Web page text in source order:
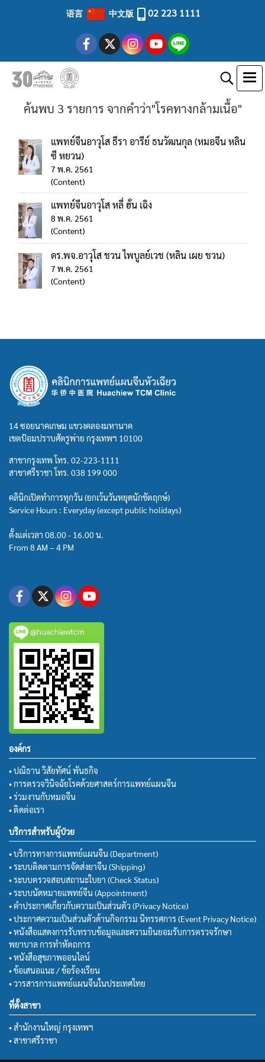
语言 中文版 02 223 1111
ค้นพบ 3 รายการ จากคำว่า"โรคทางกล้ามเนื้อ"
แพทย์จีนอาวุโส ธีรา อารีย์ ธนวัฒนกุล (หมอจีน หลิน
ซี หยวน)
7 พ.ค. 2561
(Content)
แพทย์จีนอาวุโส หลี่ ฮั่น เฉิง
8 พ.ค. 2561
(Content)
ดร.พจ.อาวุโส ชวน ไพบูลย์เวช (หลิน เผย ชวน)
7 พ.ค. 2561
(Content)
14 ซอยนาคเกษม แขวงคลองมหานาค
เขตป้อมปราบศัตรูพ่าย กรุงเทพฯ 10100
สาขากรุงเทพ โทร. 02-223-1111
สาขาศรีราชา โทร. 038 199 000
คลินิกเปิดทำการทุกวัน (ยกเว้นวันหยุดนักขัตฤกษ์)
Service Hours : Everyday (except public holidays)
ตั้งแต่เวลา 08.00 - 16.00 น.
From 8 AM – 4 PM
@huachiewtcm
องค์กร
• ปณิธาน วิสัยทัศน์ พันธกิจ
• การตรวจวินิจฉัยโรคด้วยศาสตร์การแพทย์แผนจีน
• ร่วมงานกับหมอจีน
• ติดต่อเรา
บริการสำหรับผู้ป่วย
• บริการทางการแพทย์แผนจีน (Department)
• ระบบติดตามการจัดส่งยาจีน (Shipping)
• ระบบตรวจสอบสถานะใบยา (Check Status)
• ระบบนัดหมายแพทย์จีน (Appointment)
• คำประกาศเกี่ยวกับความเป็นส่วนตัว (Privacy Notice)
• ประกาศความเป็นส่วนตัวด้านกิจกรรม นิทรรศการ (Event Privacy Notice)
• หนังสือแสดงการรับทราบข้อมูลและความยินยอมรับการตรวจรักษา
พยาบาล การทำหัตถการ
• หนังสือสุขภาพออนไลน์
• ข้อเสนอแนะ / ข้อร้องเรียน
• วารสารการแพทย์แผนจีนในประเทศไทย
ที่ตั้งสาขา
• สำนักงานใหญ่ กรุงเทพฯ
• สาขาศรีราชา